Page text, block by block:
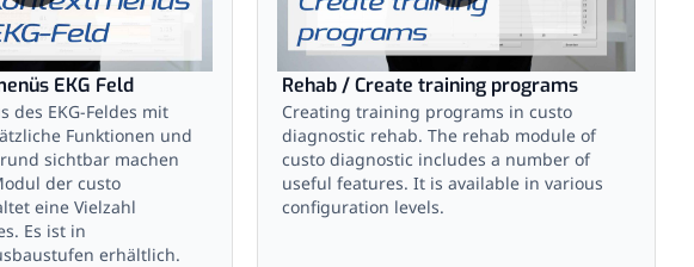
EKG Feld
des EKG-Feldes mit
Funktionen und
sichtbar machen
der custo
eine Vielzahl
Es ist in
erhältlich.
Rehab / Create training programs
Creating training programs in custo
diagnostic rehab. The rehab module of
custo diagnostic includes a number of
useful features. It is available in various
configuration levels.